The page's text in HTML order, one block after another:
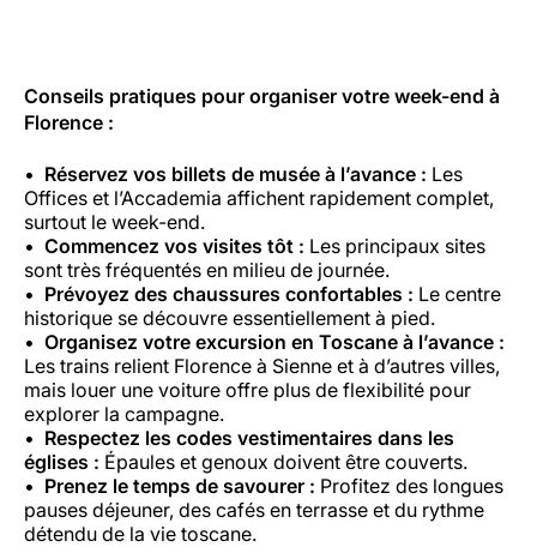
Conseils pratiques pour organiser votre week-end à
Florence :
Réservez vos billets de musée à l’avance : Les
Offices et l’Accademia affichent rapidement complet,
surtout le week-end.
Commencez vos visites tôt : Les principaux sites
sont très fréquentés en milieu de journée.
Prévoyez des chaussures confortables : Le centre
historique se découvre essentiellement à pied.
Organisez votre excursion en Toscane à l’avance :
Les trains relient Florence à Sienne et à d’autres villes,
mais louer une voiture offre plus de flexibilité pour
explorer la campagne.
Respectez les codes vestimentaires dans les
églises : Épaules et genoux doivent être couverts.
Prenez le temps de savourer : Profitez des longues
pauses déjeuner, des cafés en terrasse et du rythme
détendu de la vie toscane.